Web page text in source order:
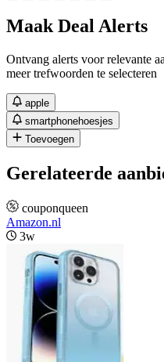
Maak Deal Alerts
Ontvang alerts voor relevante
meer trefwoorden te selecteren
apple
smartphonehoesjes
Toevoegen
Gerelateerde
couponqueen
Amazon.nl
3w